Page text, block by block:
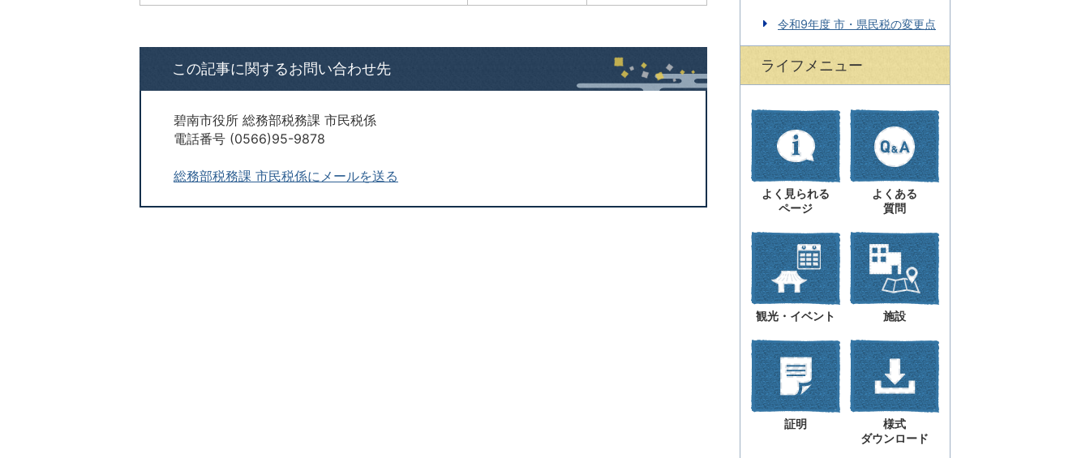
この記事に関するお問い合わせ先
碧南市役所 総務部税務課 市民税係
電話番号 (0566)95-9878
総務部税務課 市民税係にメールを送る
令和9年度 市・県民税の変更点
ライフメニュー
よく見られる
ページ
よくある
質問
観光・イベント 施設
証明
様式
ダウンロード